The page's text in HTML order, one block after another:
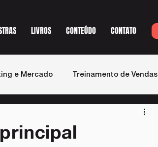
LIVROS CONTEÚDO CONTATO
e Mercado Treinamento de Vendas